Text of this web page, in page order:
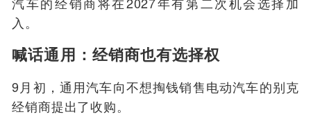
入。
喊话通用：经销商也有选择权
9月初，通用汽车向不想掏钱销售电动汽车的别克
经销商提出了收购。